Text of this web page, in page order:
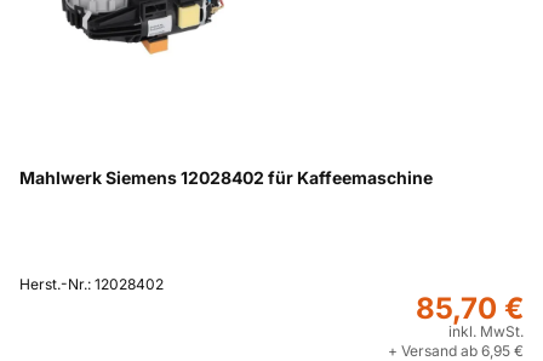
Mahlwerk Siemens 12028402 für Kaffeemaschine
Herst.-Nr.: 12028402
85,70 €
inkl. MwSt.
+ Versand ab 6,95 €